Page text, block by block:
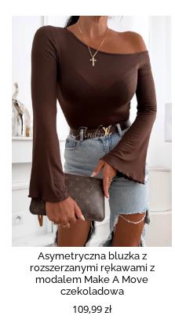
Asymetryczna bluzka z
rozszerzanymi rękawami z
modalem Make A Move
czekoladowa
109,99 zł